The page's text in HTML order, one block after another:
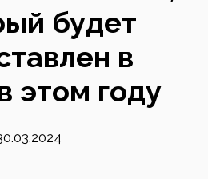
будет
в
этом году